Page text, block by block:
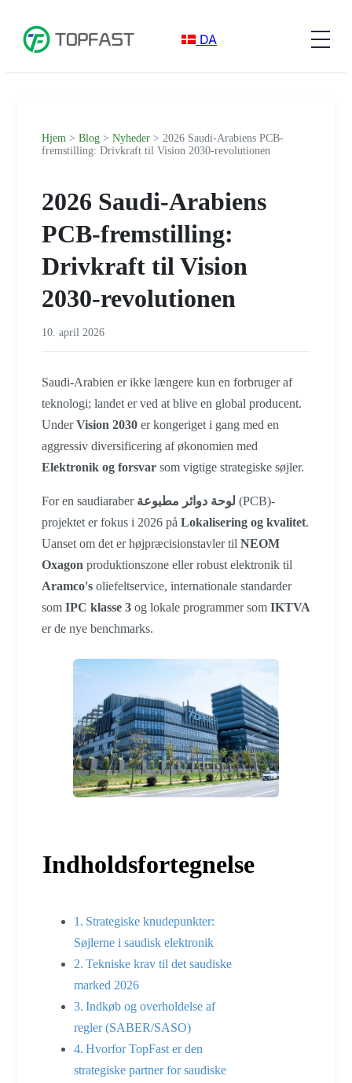
DA
Hjem > Blog > Nyheder > 2026 Saudi-Arabiens PCB-
fremstilling: Drivkraft til Vision 2030-revolutionen
2026 Saudi-Arabiens
PCB-fremstilling:
Drivkraft til Vision
2030-revolutionen
10. april 2026
Saudi-Arabien er ikke længere kun en forbruger af
teknologi; landet er ved at blive en global producent.
UnderVision 2030 er kongeriget i gang med en
aggressiv diversificering af økonomien med
Elektronik og forsvar som vigtige strategiske søjler.
For en saudiaraber لوحة دوائر مطبوعة (PCB)-
projektet er fokus i 2026 på Lokalisering og kvalitet.
Uanset om det er højpræcisionstavler til NEOM
Oxagon produktionszone eller robust elektronik til
Aramco's oliefeltservice, internationale standarder
som IPC klasse 3 og lokale programmer som IKTVA
er de nye benchmarks.
Indholdsfortegnelse
Strategiske knudepunkter:
Søjlerne i saudisk elektronik
Tekniske krav til det saudiske
marked 2026
Indkøb og overholdelse af
regler (SABER/SASO)
Hvorfor TopFast er den
strategiske partner for saudiske